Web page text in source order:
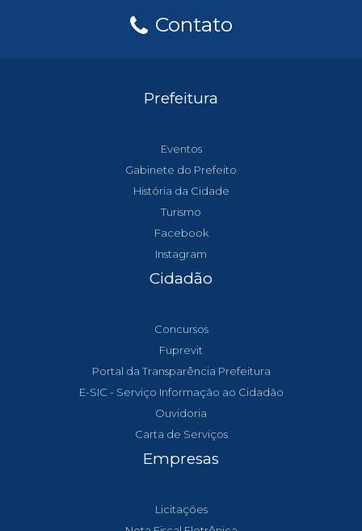
Contato
Prefeitura
Eventos
Gabinete do Prefeito
História da Cidade
Turismo
Facebook
Instagram
Cidadão
Concursos
Fuprevit
Portal da Transparência Prefeitura
E-SIC - Serviço Informação ao Cidadão
Ouvidoria
Carta de Serviços
Empresas
Licitações